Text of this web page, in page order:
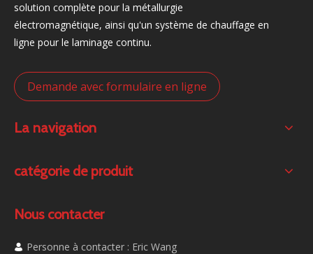
solution complète pour la métallurgie
électromagnétique, ainsi qu'un système de chauffage en
ligne pour le laminage continu.
Demande avec formulaire en ligne
La navigation
catégorie de produit
Nous contacter
 Personne à contacter : Eric Wang